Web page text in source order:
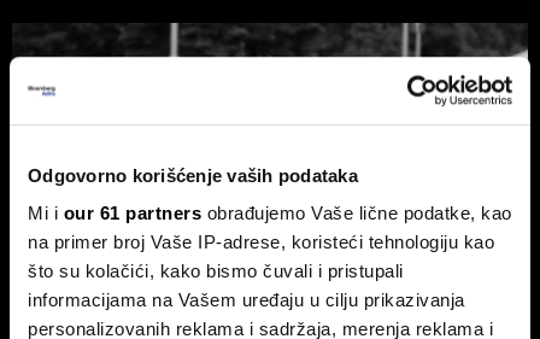
Odgovorno korišćenje vaših podataka
Mi i our 61 partners obrađujemo Vaše lične podatke, kao
na primer broj Vaše IP-adrese, koristeći tehnologiju kao
što su kolačići, kako bismo čuvali i pristupali
informacijama na Vašem uređaju u cilju prikazivanja
personalizovanih reklama i sadržaja, merenja reklama i